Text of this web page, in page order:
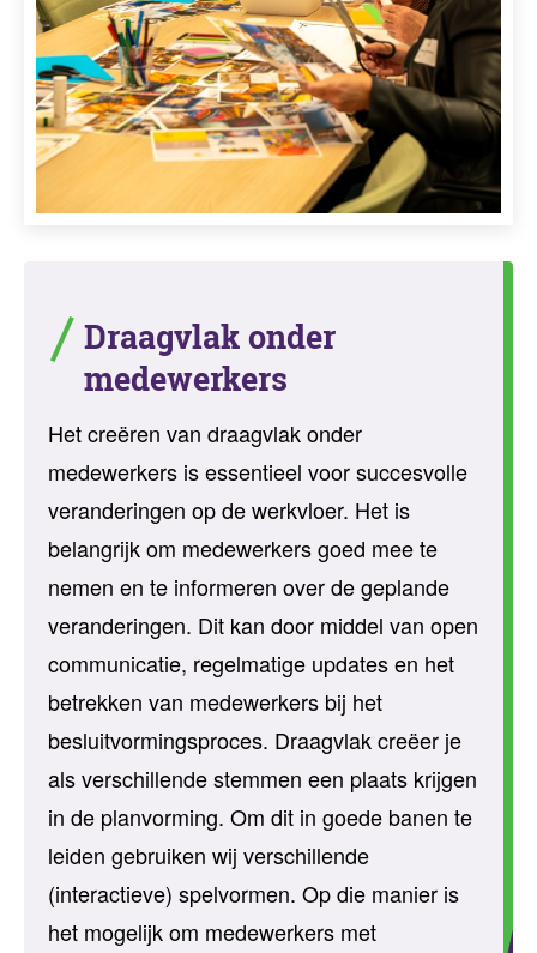
Draagvlak onder
medewerkers
Het creëren van draagvlak onder
medewerkers is essentieel voor succesvolle
veranderingen op de werkvloer. Het is
belangrijk om medewerkers goed mee te
nemen en te informeren over de geplande
veranderingen. Dit kan door middel van open
communicatie, regelmatige updates en het
betrekken van medewerkers bij het
besluitvormingsproces. Draagvlakcreëer je
als verschillende stemmen een plaats krijgen
in de planvorming. Om dit in goede banen te
leiden gebruiken wij verschillende
(interactieve) spelvormen. Op die manier is
het mogelijk om medewerkers met